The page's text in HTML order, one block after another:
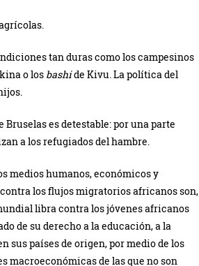
tan duras como los campesinos
o los bashide Kivu. La política del
es detestable: por una parte
a los refugiados del hambre.
medios humanos, económicos y
los flujos migratorios africanos son,
libra contra los jóvenes africanos
de su derecho a la educación, a la
sus países de origen, por medio de los
macroeconómicas de las que no son